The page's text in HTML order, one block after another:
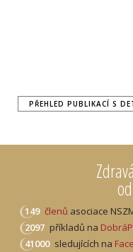
149 členů asociace
2097 příkladů na
41000 sledujících na
PŘEHLED PUBLIKACÍ S